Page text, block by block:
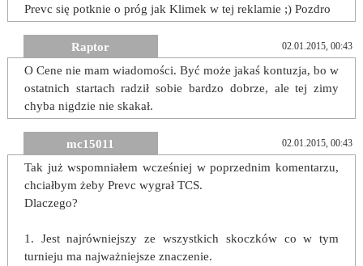
Prevc się potknie o próg jak Klimek w tej reklamie ;) Pozdro
Raptor 02.01.2015, 00:43
O Cene nie mam wiadomości. Być może jakaś kontuzja, bo w
ostatnich startach radził sobie bardzo dobrze, ale tej zimy
chyba nigdzie nie skakał.
mc15011 02.01.2015, 00:43
Tak już wspomniałem wcześniej w poprzednim komentarzu,
chciałbym żeby Prevc wygrał TCS.
Dlaczego?
1. Jest najrówniejszy ze wszystkich skoczków co w tym
turnieju ma najważniejsze znaczenie.